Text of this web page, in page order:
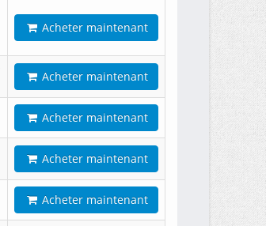
Acheter maintenant
Acheter maintenant
Acheter maintenant
Acheter maintenant
Acheter maintenant